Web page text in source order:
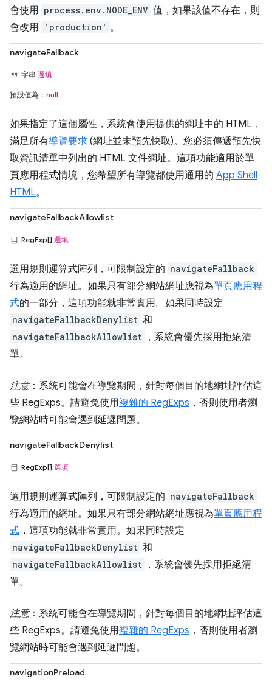
會使用 process.env.NODE_ENV 值，如果該值不存在，則
會改用
'production' 。
navigateFallback
字串 選填
預設值為： null
如果指定了這個屬性，系統會使用提供的網址中的 HTML，
滿足所有導覽要求 (網址並未預先快取)。您必須傳遞預先快
取資訊清單中列出的 HTML 文件網址。這項功能適用於單
頁應用程式情境，您希望所有導覽都使用通用的 App Shell
HTML。
navigateFallbackAllowlist
RegExp[] 選填
選用規則運算式陣列，可限制設定的 navigateFallback
行為適用的網址。如果只有部分網站網址應視為單頁應用程
式的一部分，這項功能就非常實用。如果同時設定
navigateFallbackDenylist 和
navigateFallbackAllowlist ，系統會優先採用拒絕清
單。
注意：系統可能會在導覽期間，針對每個目的地網址評估這
些 RegExps。請避免使用複雜的 RegExps ，否則使用者瀏
覽網站時可能會遇到延遲問題。
navigateFallbackDenylist
RegExp[] 選填
選用規則運算式陣列，可限制設定的 navigateFallback
行為適用的網址。如果只有部分網站網址應視為單頁應用程
式 ，這項功能就非常實用。如果同時設定
navigateFallbackDenylist 和
navigateFallbackAllowlist ，系統會優先採用拒絕清
單。
注意：系統可能會在導覽期間，針對每個目的地網址評估這
些 RegExps。請避免使用複雜的 RegExps ，否則使用者瀏
覽網站時可能會遇到延遲問題。
navigationPreload